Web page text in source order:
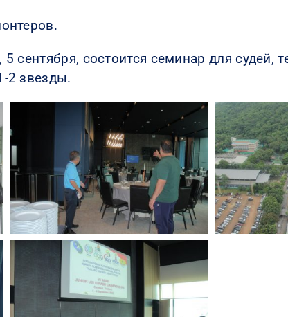
состоится семинар для судей,
2 звезды.